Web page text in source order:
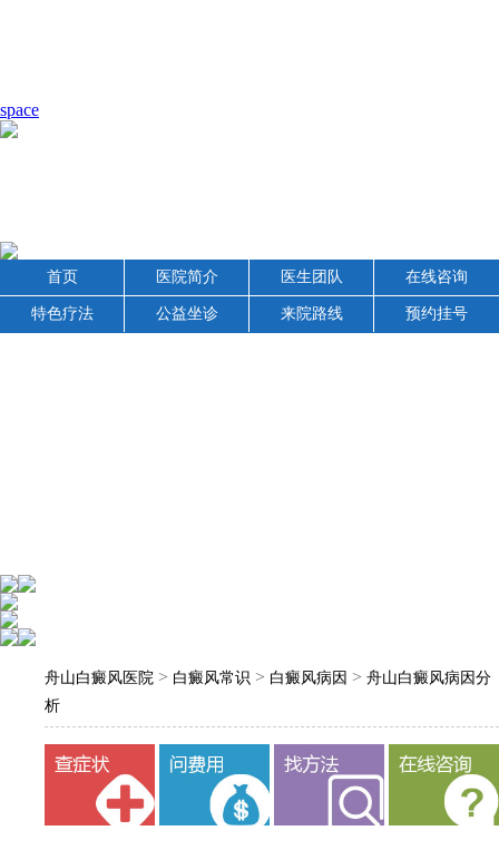
space
首页 医院简介 医生团队 在线咨询
特色疗法 公益坐诊 来院路线 预约挂号
舟山白癜风医院 > 白癜风常识 > 白癜风病因 > 舟山白癜风病因分
析